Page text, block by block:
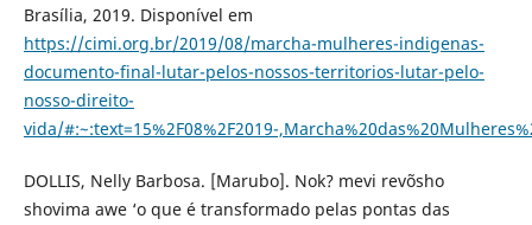
Brasília, 2019. Disponível em
https://cimi.org.br/2019/08/marcha-mulheres-indigenas-
documento-final-lutar-pelos-nossos-territorios-lutar-pelo-
nosso-direito-
vida/#:~:text=15%2F08%2F2019-
DOLLIS, Nelly Barbosa. [Marubo]. Nok? mevi revõsho
shovima awe ‘o que é transformado pelas pontas das